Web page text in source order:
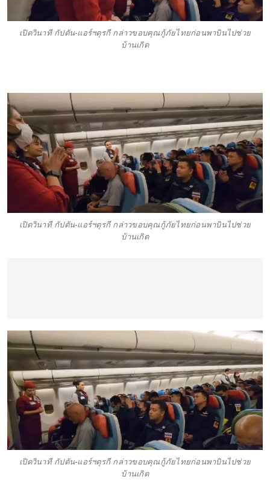
เปิดวินาที กัปตัน-แอร์ฯตุรกี กล่าวขอบคุณกู้ภัยไทยก่อนพาบินไปช่วย
บ้านเกิด
เปิดวินาที กัปตัน-แอร์ฯตุรกี กล่าวขอบคุณกู้ภัยไทยก่อนพาบินไปช่วย
บ้านเกิด
เปิดวินาที กัปตัน-แอร์ฯตุรกี กล่าวขอบคุณกู้ภัยไทยก่อนพาบินไปช่วย
บ้านเกิด